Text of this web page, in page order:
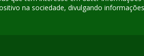
na sociedade, divulgando